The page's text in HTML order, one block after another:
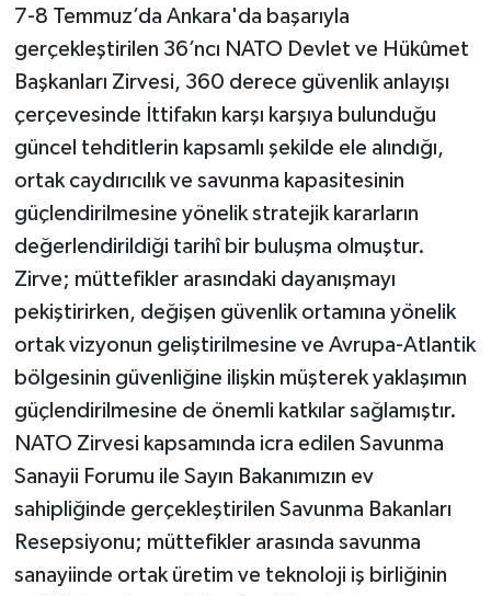
7-8 Temmuz’da Ankara'da başarıyla
gerçekleştirilen 36’ncı NATO Devlet ve Hükûmet
Başkanları Zirvesi, 360 derece güvenlik anlayışı
çerçevesinde İttifakın karşı karşıya bulunduğu
güncel tehditlerin kapsamlı şekilde ele alındığı,
ortak caydırıcılık ve savunma kapasitesinin
güçlendirilmesine yönelik stratejik kararların
değerlendirildiği tarihî bir buluşma olmuştur.
Zirve; müttefikler arasındaki dayanışmayı
pekiştirirken, değişen güvenlik ortamına yönelik
ortak vizyonun geliştirilmesine ve Avrupa-Atlantik
bölgesinin güvenliğine ilişkin müşterek yaklaşımın
güçlendirilmesine de önemli katkılar sağlamıştır.
NATO Zirvesi kapsamında icra edilen Savunma
Sanayii Forumu ile Sayın Bakanımızın ev
sahipliğinde gerçekleştirilen Savunma Bakanları
Resepsiyonu; müttefikler arasında savunma
sanayiinde ortak üretim ve teknoloji iş birliğinin